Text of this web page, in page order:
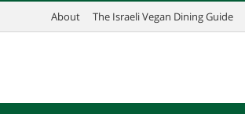
The Israeli Vegan Dining Guide
About